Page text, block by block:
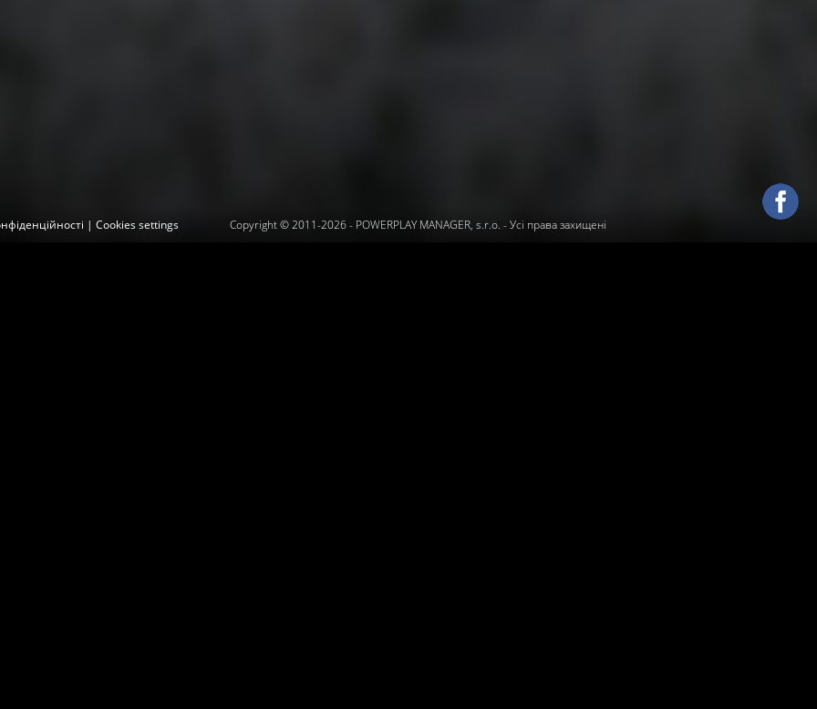
| Cookies settings Copyright © 2011-2026 - POWERPLAY MANAGER, s.r.o. - Усі права захищені